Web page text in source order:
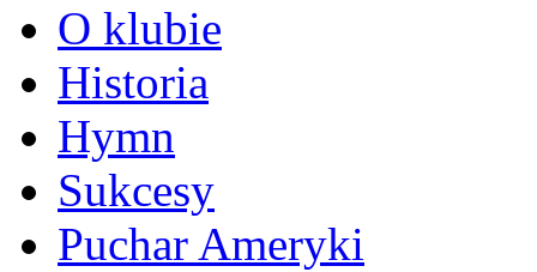
O klubie
Historia
Hymn
Sukcesy
Puchar Ameryki